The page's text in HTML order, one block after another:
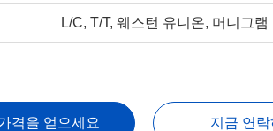
L/C, T/T, 웨스턴 유니온, 머니그램
격을 얻으세요 지금 연락